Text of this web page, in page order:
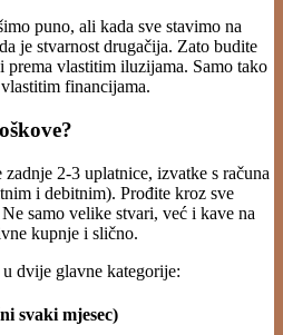
puno, ali kada sve stavimo na
je stvarnost drugačija. Zato budite
vlastitim iluzijama. Samo tako
financijama.
2-3 uplatnice, izvatke s računa
i debitnim). Prođite kroz sve
samo velike stvari, već i kave na
kupnje i slično.
dvije glavne kategorije:
svaki mjesec)